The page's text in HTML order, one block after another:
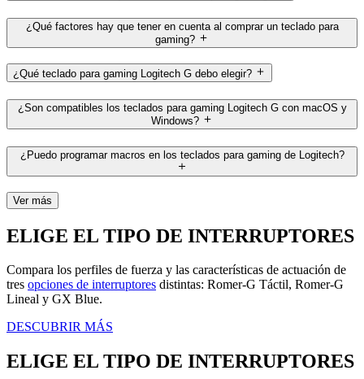
¿Qué factores hay que tener en cuenta al comprar un teclado para
gaming?
¿Qué teclado para gaming Logitech G debo elegir?
¿Son compatibles los teclados para gaming Logitech G con macOS y
Windows?
¿Puedo programar macros en los teclados para gaming de Logitech?
Ver más
ELIGE EL TIPO DE INTERRUPTORES
Compara los perfiles de fuerza y las características de actuación de
tres opciones de interruptores distintas: Romer-G Táctil, Romer-G
Lineal y GX Blue.
DESCUBRIR MÁS
ELIGE EL TIPO DE INTERRUPTORES